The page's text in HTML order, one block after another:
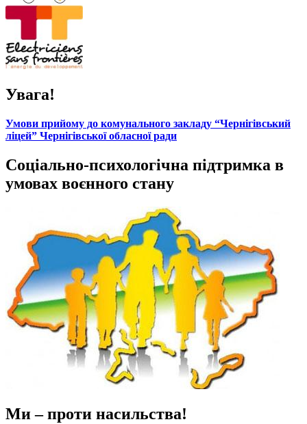
Увага!
Умови прийому до комунального закладу “Чернігівський
ліцей” Чернігівської обласної ради
Соціально-психологічна підтримка в
умовах воєнного стану
Ми – проти насильства!